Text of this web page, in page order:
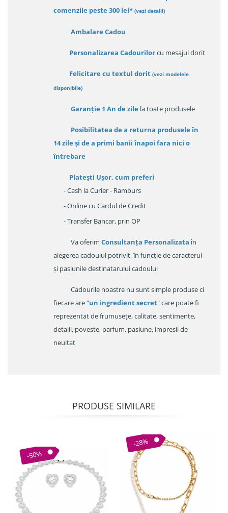
comenzile peste 300 lei* (vezi detalii)
Ambalare Cadou
Personalizarea Cadourilorcu mesajul dorit
Felicitare cu textul dorit (vezi modelele
disponibile)
Garanție 1 An de zile la toate produsele
Posibilitatea de a returna produsele în
14 zileși de a primi banii înapoi fara nici o
întrebare
Platești Ușor, cum preferi
- Cash la Curier - Ramburs
- Online cu Cardul de Credit
- Transfer Bancar, prin OP
Va oferim Consultanța Personalizataîn
alegerea cadoulul potrivit, în funcție de caracterul
și pasiunile destinatarului cadoului
Cadourile noastre nu sunt simple produse ci
fiecare are "un ingredient secret" care poate fi
reprezentat de frumusețe, calitate, sentimente,
detalii, poveste, parfum, pasiune, impresii de
neuitat
PRODUSE SIMILARE
-50%
-28%